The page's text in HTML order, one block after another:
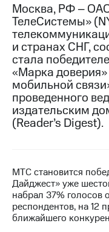
Контакты
Медиа-центр
Пресс-
релизы
МТС
о
Достижения
Финансовая
отчетность
Контакты
Москва, РФ –
ТелеCистемы»
и странах СНГ,
стала
«Марка
мобильной
проведенного
издательским
(Reader’s Digest).
МТС становится
Дайджест» уже
набрал 37%
респондентов, на 12
ближайшего